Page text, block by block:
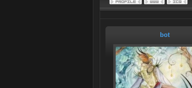
bot